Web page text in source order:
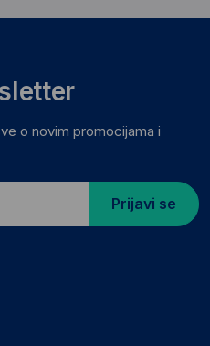
o novim promocijama i
Prijavi se